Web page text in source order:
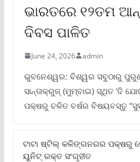
ଭାରତରେ ୧୨ତମ
ଦିବସ ପାଳିତ
June 24, 2026 admin
ଭୁବନେଶ୍ୱର: ବିଶ୍ୱର ସବୁଠାରୁ
ସାନ୍ତାକ୍ରୁଜ୍ (ମୁମ୍ବାଇ) ସ୍ଥିତ ‘ଦି
ପକ୍ଷରୁ ଚଳିତ ବର୍ଷର ବିଷୟବସ୍ତୁ
ଟାଟା ଷ୍ଟିଲ୍‌ କଳିଙ୍ଗନଗର ପକ୍ଷରୁ
ୟୁନିଟ୍‌ ରକ୍ତ ସଂଗୃହୀତ